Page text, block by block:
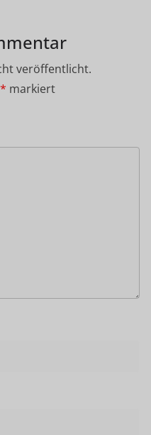
veröffentlicht.
* markiert